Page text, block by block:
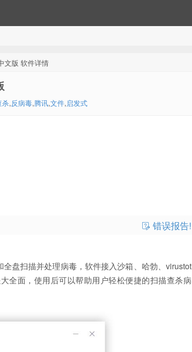
文版 软件详情
杀,反病毒,腾讯,文件,启发式
错误报告!
盘扫描并处理病毒，软件接入沙箱、哈勃、virustot
全面，使用后可以帮助用户轻松便捷的扫描查杀病